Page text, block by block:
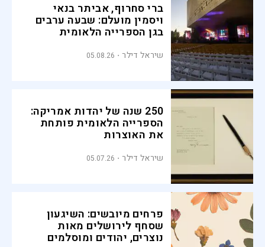
ברי סחרוף, אביתר בנאי
ויסמין מועלם: שבעה ערבים
בגן הספרייה הלאומית
שיראל דילר 05.08.26
250 שנה של יהדות אמריקה:
הספרייה הלאומית פותחת
את האוצרות
שיראל דילר 05.07.26
פרחים מיובשים: השיגעון
שסחף לירושלים מאות
נוצרים, יהודים ומוסלמים